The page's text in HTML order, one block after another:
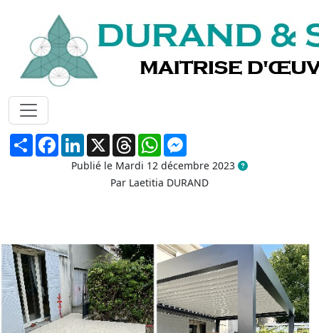
Aménagement d'une
terrasse
PartagerFacebookLinkedIn
X ThreadsWhatsApp
Publié le Mardi 12 décembre 2023
Par Laetitia DURAND